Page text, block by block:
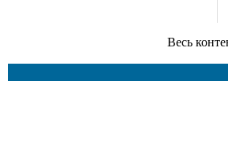
Весь контент доступний за